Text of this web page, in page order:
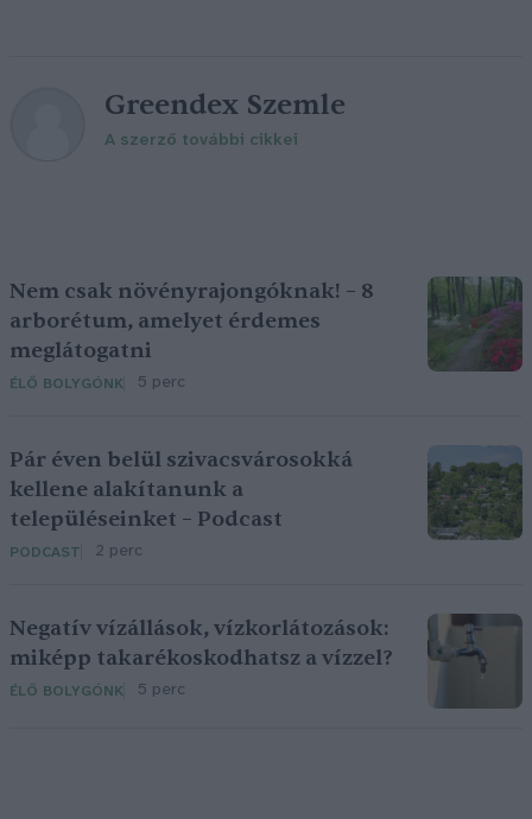
Greendex Szemle
A szerző további cikkei
Nem csak növényrajongóknak! – 8
arborétum, amelyet érdemes
meglátogatni
ÉLŐ BOLYGÓNK 5 perc
Pár éven belül szivacsvárosokká
kellene alakítanunk a
településeinket – Podcast
PODCAST 2 perc
Negatív vízállások, vízkorlátozások:
miképp takarékoskodhatsz a vízzel?
ÉLŐ BOLYGÓNK 5 perc